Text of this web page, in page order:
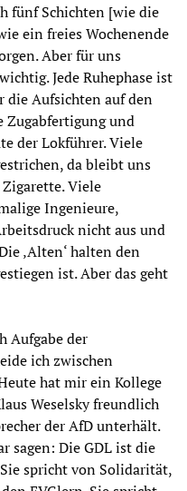
fünf Schichten [wie die
ein freies Wochenende
Aber für uns
Jede Ruhephase ist
die Aufsichten auf den
Zugabfertigung und
der Lokführer. Viele
da bleibt uns
Viele
Ingenieure,
nicht aus und
‚Alten‘ halten den
ist. Aber das geht
Aufgabe der
ich zwischen
hat mir ein Kollege
Weselsky freundlich
der AfD unterhält.
sagen: Die GDL ist die
spricht von Solidarität,